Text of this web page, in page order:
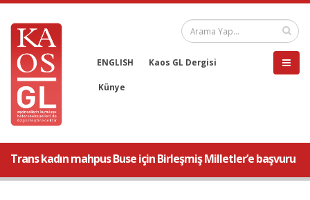
ENGLISH Kaos GL Dergisi
Künye
Trans kadın mahpus Buse için Birleşmiş Milletler’e başvuru